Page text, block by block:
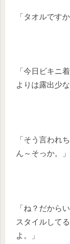
「タオルです
「今日ビキニ
よりは露出少
「そう言わ
ん～そっか。」
「ね？だから
スタイルして
よ。」